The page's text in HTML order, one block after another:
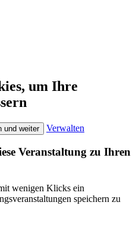
um Ihre
und weiter Verwalten
Veranstaltung zu Ihren
wenigen Klicks ein
speichern zu